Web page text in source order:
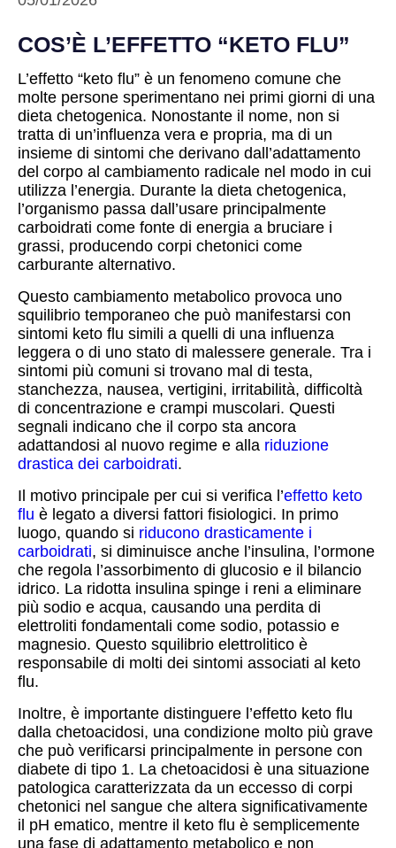
COS’È L’EFFETTO “KETO FLU”
L’effetto “keto flu” è un fenomeno comune che
molte persone sperimentano nei primi giorni di una
dieta chetogenica. Nonostante il nome, non si
tratta di un’influenza vera e propria, ma di un
insieme di sintomi che derivano dall’adattamento
del corpo al cambiamento radicale nel modo in cui
utilizza l’energia. Durante la dieta chetogenica,
l’organismo passa dall’usare principalmente
carboidrati come fonte di energia a bruciare i
grassi, producendo corpi chetonici come
carburante alternativo.
Questo cambiamento metabolico provoca uno
squilibrio temporaneo che può manifestarsi con
sintomi keto flu simili a quelli di una influenza
leggera o di uno stato di malessere generale. Tra i
sintomi più comuni si trovano mal di testa,
stanchezza, nausea, vertigini, irritabilità, difficoltà
di concentrazione e crampi muscolari. Questi
segnali indicano che il corpo sta ancora
adattandosi al nuovo regime e alla riduzione
drastica dei carboidrati.
Il motivo principale per cui si verifica l’effetto keto
flu è legato a diversi fattori fisiologici. In primo
luogo, quando si riducono drasticamente i
carboidrati, si diminuisce anche l’insulina, l’ormone
che regola l’assorbimento di glucosio e il bilancio
idrico. La ridotta insulina spinge i reni a eliminare
più sodio e acqua, causando una perdita di
elettroliti fondamentali come sodio, potassio e
magnesio. Questo squilibrio elettrolitico è
responsabile di molti dei sintomi associati al keto
flu.
Inoltre, è importante distinguere l’effetto keto flu
dalla chetoacidosi, una condizione molto più grave
che può verificarsi principalmente in persone con
diabete di tipo 1. La chetoacidosi è una situazione
patologica caratterizzata da un eccesso di corpi
chetonici nel sangue che altera significativamente
il pH ematico, mentre il keto flu è semplicemente
una fase di adattamento metabolico e non